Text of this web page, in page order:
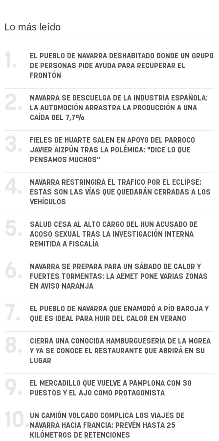
Lo más leído
1.
EL PUEBLO DE NAVARRA DESHABITADO DONDE UN GRUPO
DE PERSONAS PIDE AYUDA PARA RECUPERAR EL
FRONTÓN
2.
NAVARRA SE DESCUELGA DE LA INDUSTRIA ESPAÑOLA:
LA AUTOMOCIÓN ARRASTRA LA PRODUCCIÓN A UNA
CAÍDA DEL 7,7%
3.
FIELES DE HUARTE SALEN EN APOYO DEL PÁRROCO
JAVIER AIZPÚN TRAS LA POLÉMICA: "DICE LO QUE
PENSAMOS MUCHOS"
4.
NAVARRA RESTRINGIRÁ EL TRÁFICO POR EL ECLIPSE:
ESTAS SON LAS VÍAS QUE QUEDARÁN CERRADAS A LOS
VEHÍCULOS
5.
SALUD CESA AL ALTO CARGO DEL HUN ACUSADO DE
ACOSO SEXUAL TRAS LA INVESTIGACIÓN INTERNA
REMITIDA A FISCALÍA
6.
NAVARRA SE PREPARA PARA UN SÁBADO DE CALOR Y
FUERTES TORMENTAS: LA AEMET PONE VARIAS ZONAS
EN AVISO NARANJA
7.
EL PUEBLO DE NAVARRA QUE ENAMORÓ A PÍO BAROJA Y
QUE ES IDEAL PARA HUIR DEL CALOR EN VERANO
8.
CIERRA UNA CONOCIDA HAMBURGUESERÍA DE LA MOREA
Y YA SE CONOCE EL RESTAURANTE QUE ABRIRÁ EN SU
LUGAR
9.
EL MERCADILLO QUE VUELVE A PAMPLONA CON 30
PUESTOS Y EL AJO COMO PROTAGONISTA
10. UN CAMIÓN VOLCADO COMPLICA LOS VIAJES DE
NAVARRA HACIA FRANCIA: PREVÉN HASTA 25
KILÓMETROS DE RETENCIONES